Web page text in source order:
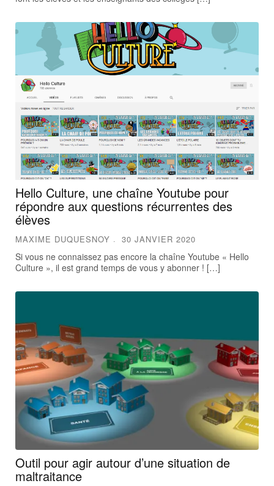
Hello Culture, une chaîne Youtube pour
répondre aux questions récurrentes des
élèves
MAXIME DUQUESNOY 30 JANVIER 2020
Si vous ne connaissez pas encore la chaîne Youtube « Hello
Culture », il est grand temps de vous y abonner ! […]
Outil pour agir autour d’une situation de
maltraitance